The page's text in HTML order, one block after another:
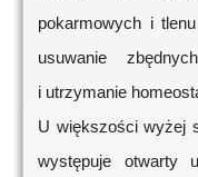
pokarmowych i
usuwanie
i utrzymanie
U większości wyżej
występuje otwarty